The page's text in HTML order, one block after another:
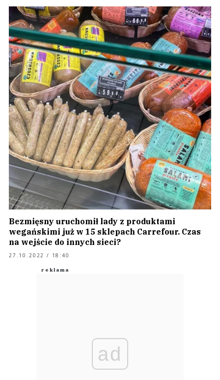
Bezmięsny uruchomił lady z produktami
wegańskimi już w 15 sklepach Carrefour. Czas
na wejście do innych sieci?
27.10.2022 / 18:40
ad